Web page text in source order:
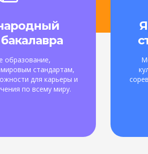
образование,
стандартам,
для карьеры и
по всему миру.